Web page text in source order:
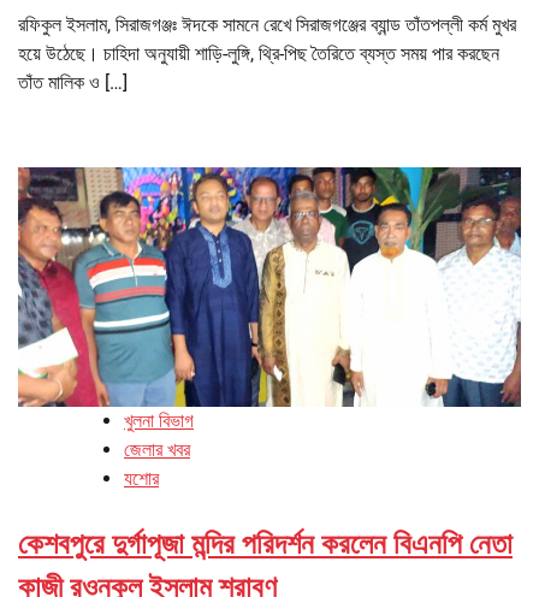
রফিকুল ইসলাম, সিরাজগঞ্জঃ ঈদকে সামনে রেখে সিরাজগঞ্জের ব্যান্ড তাঁতপল্লী কর্ম মুখর
হয়ে উঠেছে। চাহিদা অনুযায়ী শাড়ি-লুঙ্গি, থ্রি-পিছ তৈরিতে ব্যস্ত সময় পার করছেন
তাঁত মালিক ও […]
খুলনা বিভাগ
জেলার খবর
যশোর
কেশবপুরে দুর্গাপূজা মন্দির পরিদর্শন করলেন বিএনপি নেতা
কাজী রওনকুল ইসলাম শ্রাবণ